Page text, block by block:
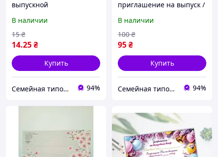
выпускной
фон, блики
В наличии
14.25₴
15 ₴
Купить
Семейная типография «Мир Праздника» | Полиграфия, печать и индивидуальный дизайн 94%
приглашение на выпуск /
фон. Золотые
конфедератки"
В наличии
95₴
100 ₴
Купить
Семейная типография «Мир Праздника» | Полиграфия, печать и индивидуальный дизайн 94%